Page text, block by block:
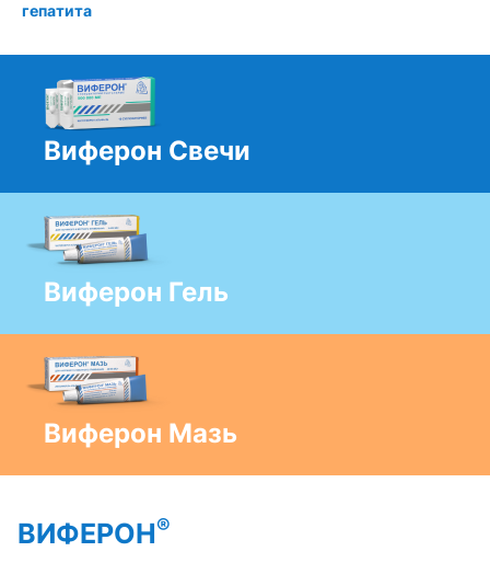
Виферон Свечи
Виферон Гель
Виферон Мазь
ВИФЕРОН®
гепатита